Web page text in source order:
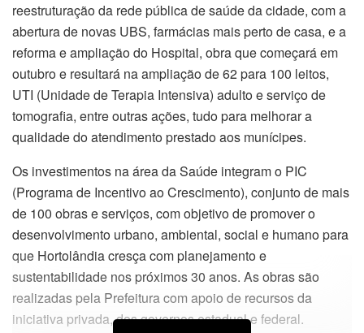
reestruturação da rede pública de saúde da cidade, com a
abertura de novas UBS, farmácias mais perto de casa, e a
reforma e ampliação do Hospital, obra que começará em
outubro e resultará na ampliação de 62 para 100 leitos,
UTI (Unidade de Terapia Intensiva) adulto e serviço de
tomografia, entre outras ações, tudo para melhorar a
qualidade do atendimento prestado aos munícipes.
Os investimentos na área da Saúde integram o PIC
(Programa de Incentivo ao Crescimento), conjunto de mais
de 100 obras e serviços, com objetivo de promover o
desenvolvimento urbano, ambiental, social e humano para
que Hortolândia cresça com planejamento e
sustentabilidade nos próximos 30 anos. As obras são
realizadas pela Prefeitura com apoio de recursos da
iniciativa privada, dos governos estadual e federal.